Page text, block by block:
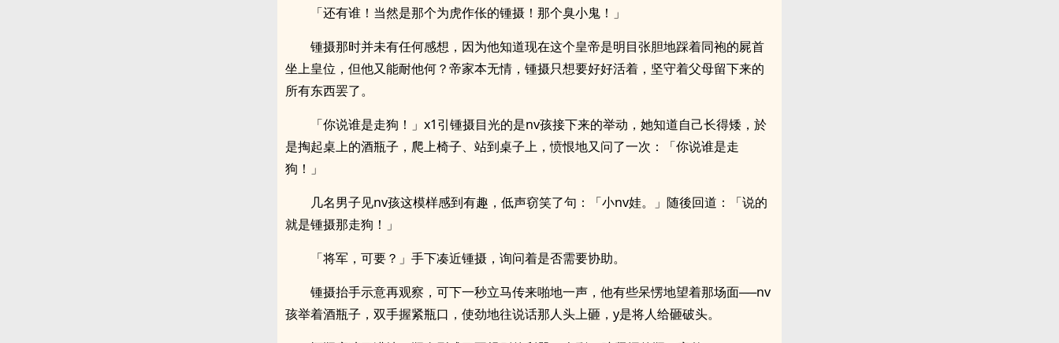
「还有谁！当然是那个为虎作伥的锺摄！那个臭小鬼！」
锺摄那时并未有任何感想，因为他知道现在这个皇帝是明目张胆地踩着同袍的屍首
坐上皇位，但他又能耐他何？帝家本无情，锺摄只想要好好活着，坚守着父母留下来的
所有东西罢了。
「你说谁是走狗！」x1引锺摄目光的是nv孩接下来的举动，她知道自己长得矮，於
是掏起桌上的酒瓶子，爬上椅子、站到桌子上，愤恨地又问了一次：「你说谁是走
狗！」
几名男子见nv孩这模样感到有趣，低声窃笑了句：「小nv娃。」随後回道：「说的
就是锺摄那走狗！」
「将军，可要？」手下凑近锺摄，询问着是否需要协助。
锺摄抬手示意再观察，可下一秒立马传来啪地一声，他有些呆愣地望着那场面──nv
孩举着酒瓶子，双手握紧瓶口，使劲地往说话那人头上砸，y是将人给砸破头。